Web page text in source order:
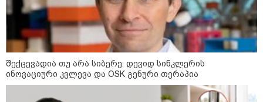
უკანონო გაფართოებას, თუმცა
მაინც ამერიკას უყენებს
მოთხოვნებს?" - ჯო უილსონი
21:17 / 08-08-2026
აშშ-მა საქართველოში
დაფუძნებული კრიპტოკომპანია
დაასანქცირა
შექცევადია თუ არა სიბერე: დევიდ სინკლერის
ინოვაციური კვლევა და OSK გენური თერაპია